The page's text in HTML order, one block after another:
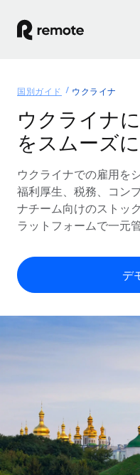
グローバル雇用
グローバル給与処理
コンプライアンス対応
Employer of
グローバル展開をコス
Contractor of
世界中の契約社員と法
世界中の契約社員を
複雑な雇用関連業務
インフラ
Remote統合
人事機能をワークフロ
ソリューション
各国の制度に対応
国別ガイド
/国別のグローバル雇用
Remoteを他社と
成長中の企業向けの
リューション
ミッドマーケット
カスタマイズされた
リソース
ツールと計算ツール
従業員コスト計算
契約社員の報酬計
グローバルな契約社
REMOTEで学習
リサーチおよびガイド
活用事例
価格
English
Nederlands
Deutsch
Español
国別ガイド ウクライナ
ウクライナ
をスムーズに
ウクライナでの雇用を
福利厚生、税務、コン
ナチーム向けのストッ
ラットフォームで一元
デ